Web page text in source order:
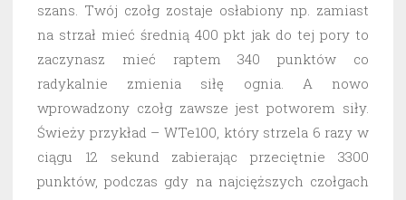
szans. Twój czołg zostaje osłabiony np. zamiast
na strzał mieć średnią 400 pkt jak do tej pory to
zaczynasz mieć raptem 340 punktów co
radykalnie zmienia siłę ognia. A nowo
wprowadzony czołg zawsze jest potworem siły.
Świeży przykład – WTe100, który strzela 6 razy w
ciągu 12 sekund zabierając przeciętnie 3300
punktów, podczas gdy na najcięższych czołgach